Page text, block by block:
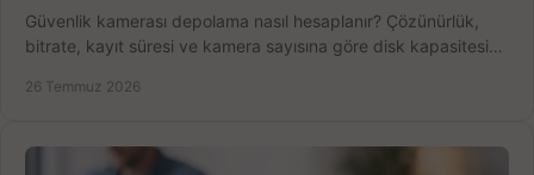
Güvenlik kamerası depolama nasıl hesaplanır? Çözünürlük,
bitrate, kayıt süresi ve kamera sayısına göre disk kapasitesini
26 Temmuz 2026